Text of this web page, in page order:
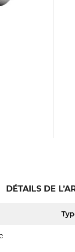
DÉTAILS DE